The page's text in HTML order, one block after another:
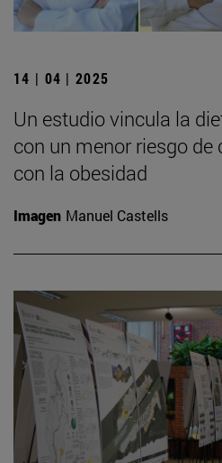
14 | 04 | 2025
Un estudio vincula la
con un menor riesgo
con la obesidad
Imagen Manuel Castells